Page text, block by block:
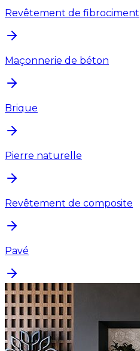
Revêtement de fibrociment
Maçonnerie de béton
Brique
Pierre naturelle
Revêtement de composite
Pavé